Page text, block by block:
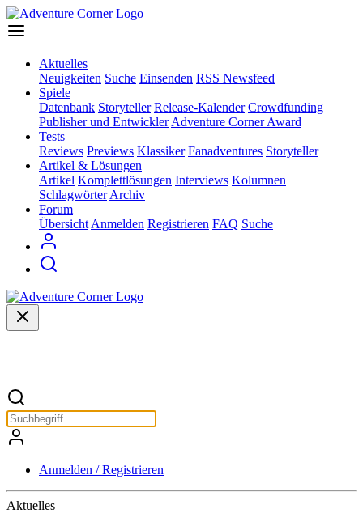
Aktuelles
Neuigkeiten Suche Einsenden RSS Newsfeed
Spiele
Datenbank Storyteller Release-Kalender Crowdfunding
Publisher und Entwickler Adventure Corner Award
Tests
Reviews Previews Klassiker Fanadventures Storyteller
Artikel & Lösungen
Artikel Komplettlösungen Interviews Kolumnen
Schlagwörter Archiv
Forum
Übersicht Anmelden Registrieren FAQ Suche
Anmelden / Registrieren
Aktuelles